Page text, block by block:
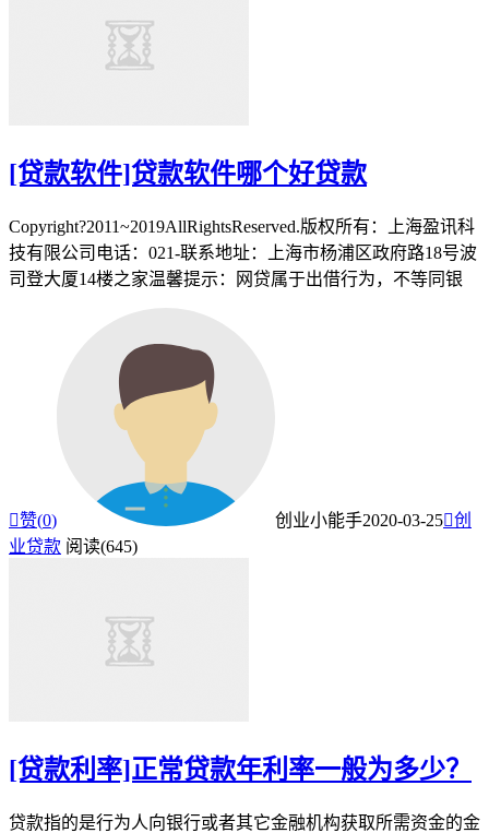
[贷款软件]贷款软件哪个好贷款
Copyright?2011~2019AllRightsReserved.版权所有：上海盈讯科
技有限公司电话：021-联系地址：上海市杨浦区政府路18号波
司登大厦14楼之家温馨提示：网贷属于出借行为，不等同银
赞(0) 创业小能手2020-03-25创
业贷款 阅读(645)
[贷款利率]正常贷款年利率一般为多少？
贷款指的是行为人向银行或者其它金融机构获取所需资金的金